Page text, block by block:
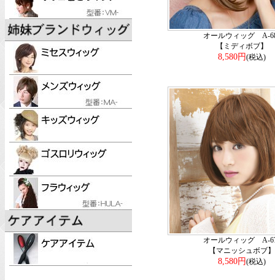
オールウィッグ A-
【ミディボブ】
8,580円(税込)
オールウィッグ A-
【マニッシュボブ】
8,580円(税込)